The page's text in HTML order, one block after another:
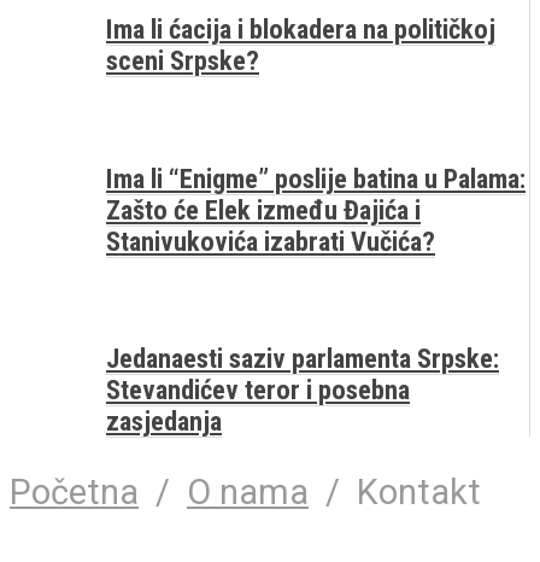
Ima li ćacija i blokadera na političkoj
sceni Srpske?
Ima li “Enigme” poslije batina u Palama:
Zašto će Elek između Đajića i
Stanivukovića izabrati Vučića?
Jedanaesti saziv parlamenta Srpske:
Stevandićev teror i posebna
zasjedanja
Početna / O nama / Kontakt